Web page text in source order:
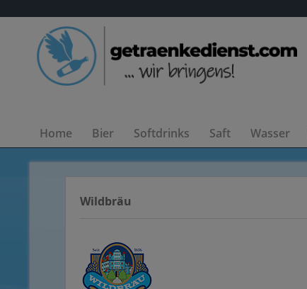
Home Bier Softdrinks Saft Wasser
Wildbräu